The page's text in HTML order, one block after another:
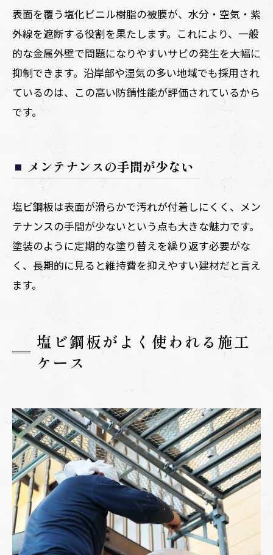
表面を覆う塩化ビニル樹脂の被膜が、水分・空気・紫
外線を遮断する役割を果たします。これにより、一般
的な金属外壁で問題になりやすいサビの発生を大幅に
抑制できます。沿岸部や湿気の多い地域でも採用され
ているのは、この高い防錆性能が評価されているから
です。
メンテナンスの手間が少ない
塩ビ鋼板は表面が滑らかで汚れが付着しにくく、メン
テナンスの手間が少ないという点も大きな魅力です。
塗装のように定期的な塗り替えを繰り返す必要がな
く、長期的に見ると維持費を抑えやすい建材だと言え
ます。
塩ビ鋼板がよく使われる施工
ケース